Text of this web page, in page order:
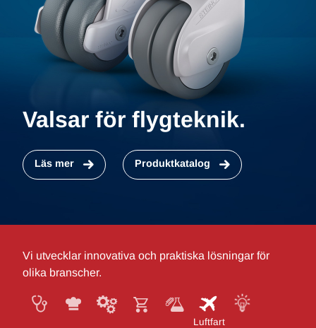
Valsar för flygteknik.
Läs mer Produktkatalog
Vi utvecklar innovativa och praktiska lösningar för
olika branscher.
Inredning av butiker
Kontor och laboratorium
LuftfartSystemlösningar